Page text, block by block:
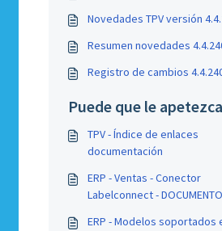
Novedades TPV versión
Resumen novedades
Registro de cambios
Puede que le
TPV - Índice de enlaces
documentación
ERP - Ventas - Conector
Labelconnect - DOCUMENTO
ERP - Modelos soportados